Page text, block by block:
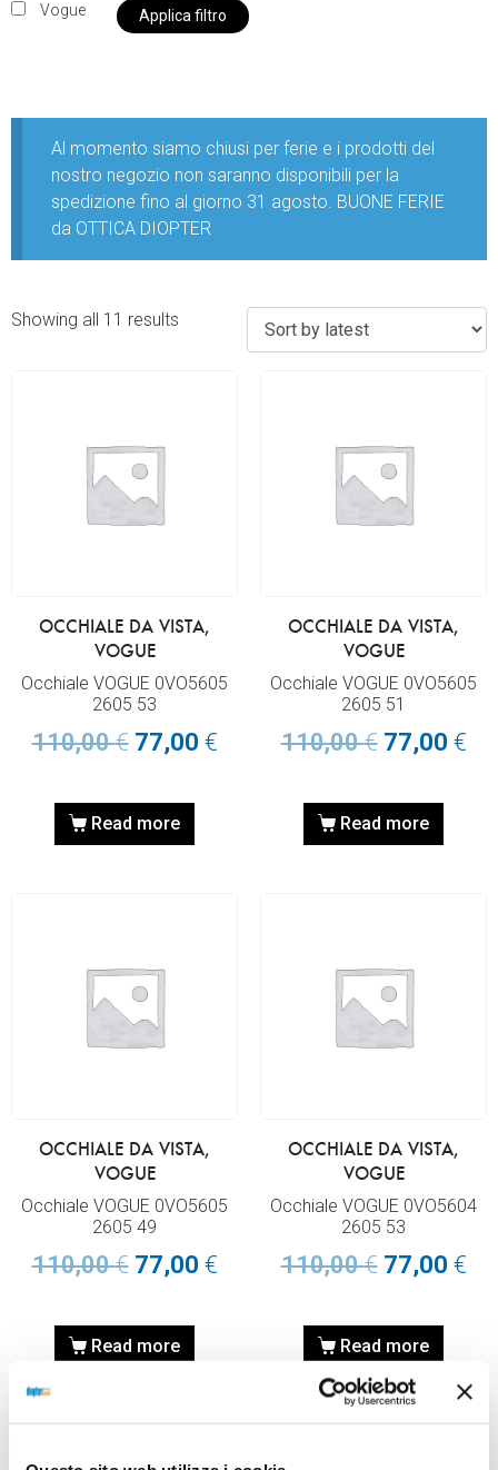
Vogue Applica filtro
Al momento siamo chiusi per ferie e i prodotti del
nostro negozio non saranno disponibili per la
spedizione fino al giorno 31 agosto. BUONE FERIE
da OTTICA DIOPTER
Showing all 11 results
OCCHIALE DA VISTA,
VOGUE
Occhiale VOGUE 0VO5605
2605 53
110,00€ 77,00 €
Read more
OCCHIALE DA VISTA,
VOGUE
Occhiale VOGUE 0VO5605
2605 51
110,00€ 77,00 €
Read more
OCCHIALE DA VISTA,
VOGUE
Occhiale VOGUE 0VO5605
2605 49
110,00€ 77,00 €
Read more
OCCHIALE DA VISTA,
VOGUE
Occhiale VOGUE 0VO5604
2605 53
110,00€ 77,00 €
Read more